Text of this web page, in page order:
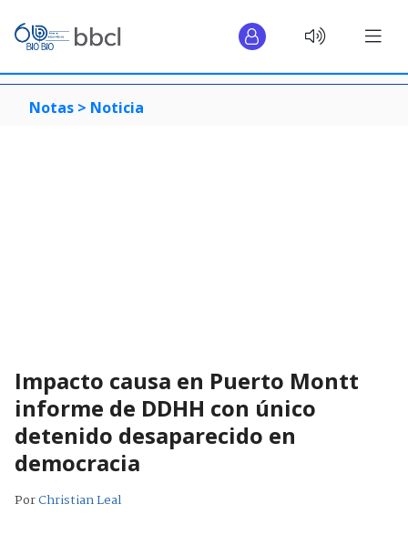
Notas > Noticia
Impacto causa en Puerto Montt
informe de DDHH con único
detenido desaparecido en
democracia
PorChristian Leal